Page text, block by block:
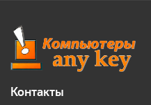
Контакты